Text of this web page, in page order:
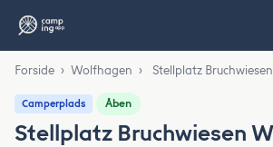
Forside › Wolfhagen › Stellplatz
Camperplads Åben
Stellplatz Bruchwiesen